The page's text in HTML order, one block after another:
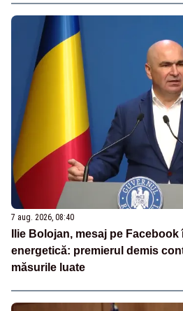
7 aug. 2026, 08:40
Ilie Bolojan, mesaj pe
energetică: premierul demis
măsurile luate